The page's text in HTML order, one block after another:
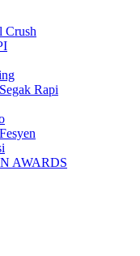
Crush
Rapi
AWARDS